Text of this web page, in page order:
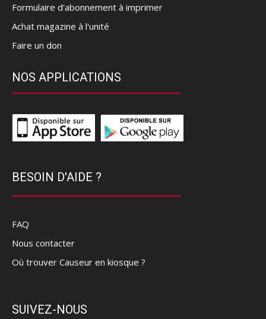
Formulaire d'abonnement à imprimer
Achat magazine à l'unité
Faire un don
NOS APPLICATIONS
BESOIN D'AIDE ?
FAQ
Nous contacter
Où trouver Causeur en kiosque ?
SUIVEZ-NOUS